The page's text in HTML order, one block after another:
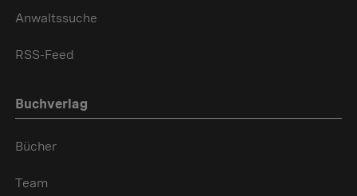
Anwaltssuche
RSS-Feed
Buchverlag
Bücher
Team